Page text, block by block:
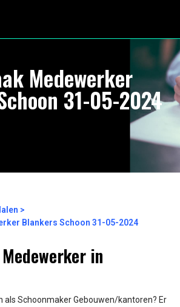
Medewerker
31-05-2024
Blankers Schoon 31-05-2024
in
als Schoonmaker Gebouwen/kantoren? Er